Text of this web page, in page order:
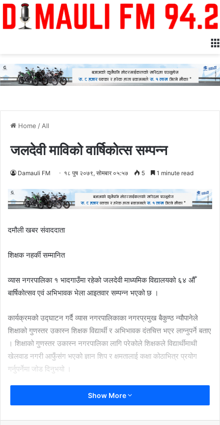
Home / All
जलदेवी माविको वार्षिकोत्स सम्पन्न
Damauli FM १८ पुष २०७९, सोमबार ०५:५७ 5 1 minute read
दमौली खबर संवाददाता
शिक्षक नहर्की सम्मानित
व्यास नगरपालिका १ भादगाउँमा रहेको जलदेवी माध्यमिक विद्यालयको ६४ औँ
बार्षिकोत्सव एवं अभिभावक भेला आइतवार सम्पन्न भएको छ ।
कार्यक्रमको उद्घाटन गर्दै व्यास नगरपालिकाका नगरप्रमुख बैकुण्ठ न्यौपानेले
शिक्षाको गुणस्तर उकास्न शिक्षक विद्यार्थी र अभिभावक दंतचित्त भएर लाग्नुपर्ने बताए
। शिक्षाको गुणस्तर उकास्न नगरपालिका लागि परेकोले शिक्षकले विद्यार्थीमाथी
खेलवाड नगरी आफुँसंग भएको ज्ञान शिप र क्षमतालाई कक्षा कोठाभित्र प्रयोग
गर्नुपर्नेमा जोड दिनुभयो ।
व्यास नगरपालिका वडा नम्बर १ का वडाध्यक्ष रमेशचन्द्र हडखलेले व्यास
नगरपालिका वडा नं. १ को शिक्षालाई गुणस्तरीय वनाउनको लागि वडा कार्यालय लागि
परेको बताउनुभयो । व्यास नगरपालिका शिक्षा शाखा प्रमुख नविन पराजुली,
Show More